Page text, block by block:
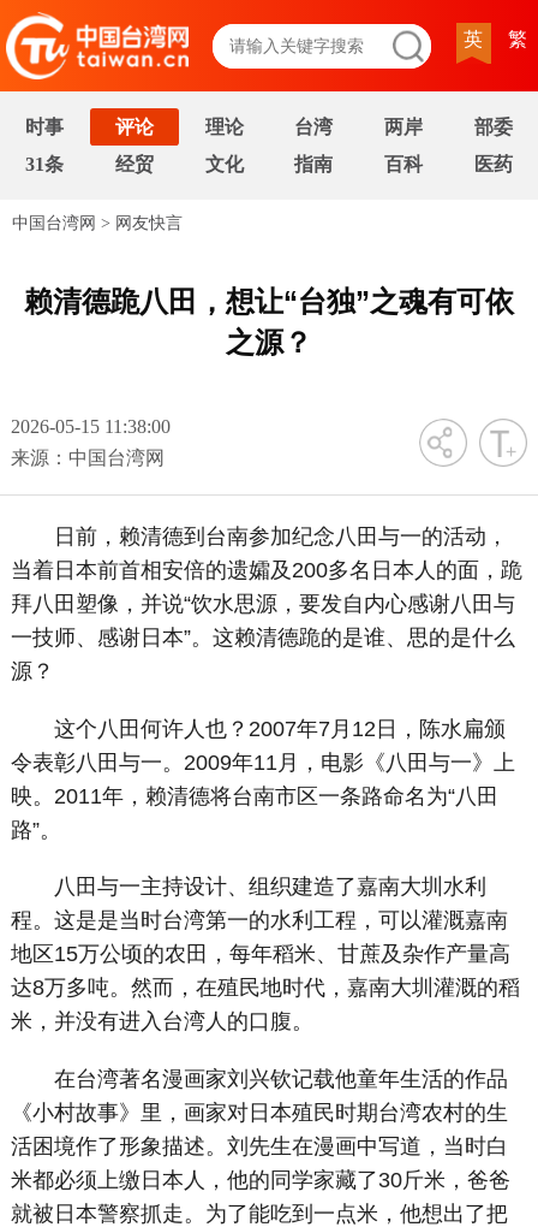
英 繁
时事 评论 理论 台湾 两岸
部委
31条
经贸 文化 指南 百科 医药
中国台湾网 > 网友快言
赖清德跪八田，想让“台独”之魂有可依
之源？
2026-05-15 11:38:00
来源：中国台湾网
字号
日前，赖清德到台南参加纪念八田与一的活动，
当着日本前首相安倍的遗孀及200多名日本人的面，跪
拜八田塑像，并说“饮水思源，要发自内心感谢八田与
一技师、感谢日本”。这赖清德跪的是谁、思的是什么
源？
这个八田何许人也？2007年7月12日，陈水扁颁
令表彰八田与一。2009年11月，电影《八田与一》上
映。2011年，赖清德将台南市区一条路命名为“八田
路”。
八田与一主持设计、组织建造了嘉南大圳水利
程。这是是当时台湾第一的水利工程，可以灌溉嘉南
地区15万公顷的农田，每年稻米、甘蔗及杂作产量高
达8万多吨。然而，在殖民地时代，嘉南大圳灌溉的稻
米，并没有进入台湾人的口腹。
在台湾著名漫画家刘兴钦记载他童年生活的作品
《小村故事》里，画家对日本殖民时期台湾农村的生
活困境作了形象描述。刘先生在漫画中写道，当时白
米都必须上缴日本人，他的同学家藏了30斤米，爸爸
就被日本警察抓走。为了能吃到一点米，他想出了把